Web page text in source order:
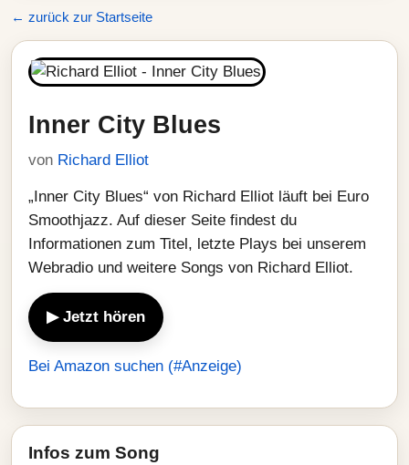
← zurück zur Startseite
Inner City Blues
von Richard Elliot
„Inner City Blues“ von Richard Elliot läuft bei Euro
Smoothjazz. Auf dieser Seite findest du
Informationen zum Titel, letzte Plays bei unserem
Webradio und weitere Songs von Richard Elliot.
▶ Jetzt hören
Bei Amazon suchen (#Anzeige)
Infos zum Song